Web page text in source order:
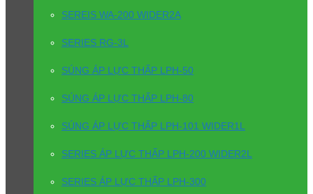
SEREIS WA-200 WIDER2A
SERIES RG-3L
SÚNG ÁP LỰC THẤP LPH-50
SÚNG ÁP LỰC THẤP LPH-80
SÚNG ÁP LỰC THẤP LPH-101 WIDER1L
SERIES ÁP LỰC THẤP LPH-200 WIDER2L
SERIES ÁP LỰC THẤP LPH-300